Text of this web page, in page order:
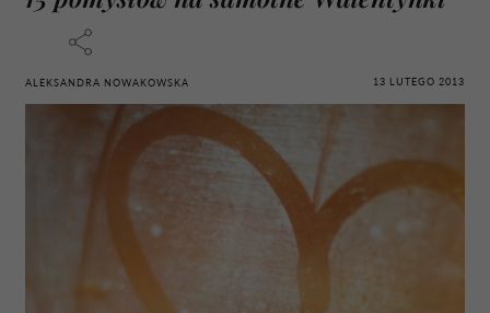
ALEKSANDRA NOWAKOWSKA 13 LUTEGO 2013